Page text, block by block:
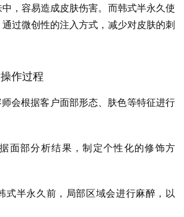
，容易造成皮肤伤害。而韩式半永久使
过微创性的注入方式，减少对皮肤的刺
作过程
会根据客户面部形态、肤色等特征进行
面部分析结果，制定个性化的修饰方
式半永久前，局部区域会进行麻醉，以